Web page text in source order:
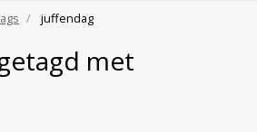
juffendag
met